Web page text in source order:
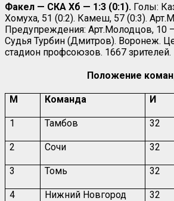
Факел — СКА Хб — 1:3 (0:1). Голы:
Хомуха, 51 (0:2). Камеш, 57 (0:3).
Предупреждения: Арт.Молодцов, 10
Судья Турбин (Дмитров). Воронеж.
стадион профсоюзов. 1667 зрителей.
Положение
М Команда И
1 Тамбов 32
2 Сочи 32
3 Томь 32
4 Нижний Новгород 32